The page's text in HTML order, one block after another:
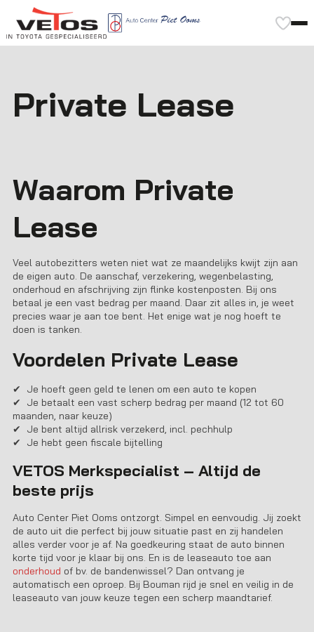
Private Lease
Waarom Private
Lease
Veel autobezitters weten niet wat ze maandelijks kwijt zijn aan
de eigen auto. De aanschaf, verzekering, wegenbelasting,
onderhoud en afschrijving zijn flinke kostenposten. Bij ons
betaal je een vast bedrag per maand. Daar zit alles in, je weet
precies waar je aan toe bent. Het enige wat je nog hoeft te
doen is tanken.
Voordelen Private Lease
✔ Je hoeft geen geld te lenen om een auto te kopen
✔ Je betaalt een vast scherp bedrag per maand (12 tot 60
maanden, naar keuze)
✔ Je bent altijd allrisk verzekerd, incl. pechhulp
✔ Je hebt geen fiscale bijtelling
VETOS Merkspecialist – Altijd de
beste prijs
Auto Center Piet Ooms ontzorgt. Simpel en eenvoudig. Jij zoekt
de auto uit die perfect bij jouw situatie past en zij handelen
alles verder voor je af. Na goedkeuring staat de auto binnen
korte tijd voor je klaar bij ons. En is de leaseauto toe aan
onderhoud of bv. de bandenwissel? Dan ontvang je
automatisch een oproep. Bij Bouman rijd je snel en veilig in de
leaseauto van jouw keuze tegen een scherp maandtarief.